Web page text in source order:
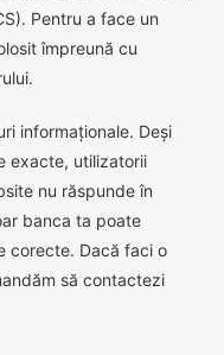
Pentru a face un
împreună cu
informaționale. Deși
exacte, utilizatorii
nu răspunde în
banca ta poate
corecte. Dacă faci o
să contactezi